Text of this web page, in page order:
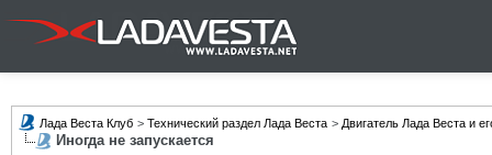
Лада Веста Клуб > Технический раздел Лада Веста > Двигатель Лада Веста и
Иногда не запускается